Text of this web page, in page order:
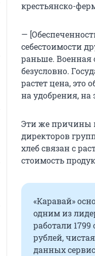
крестьянско-
—
себестоимости
раньше. Военная
безусловно.
растет цена, это
на удобрения, на
Эти же причины
директоров
хлеб связан с
стоимость
«Каравай»
одним из
работали
рублей,
данных